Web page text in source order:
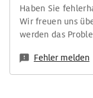
Haben Sie
Wir freuen uns
werden das
Fehler melden